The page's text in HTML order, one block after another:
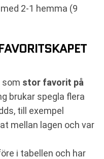
2-1 hemma (9
som stor favorit på
brukar spegla flera
till exempel
mellan lagen och var
i tabellen och har